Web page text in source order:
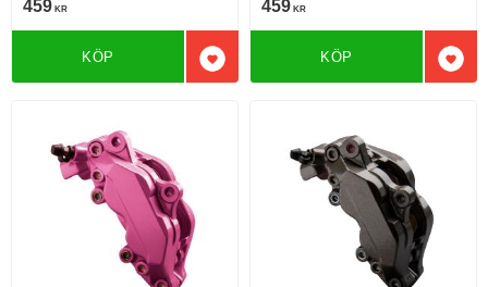
459 KR
Lägg till i favoriter
KÖP
459 KR
KÖP